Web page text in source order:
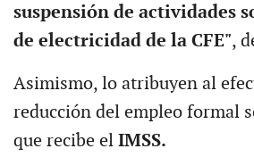
suspensión de actividades
de electricidad de la CFE",
Asimismo, lo atribuyen al
reducción del empleo formal
que recibe el IMSS.